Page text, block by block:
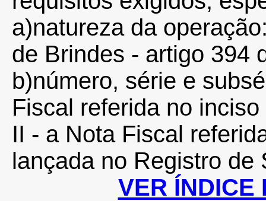
a)natureza da
de Brindes - artigo 394
b)número, série e
Fiscal referida no inciso
II - a Nota Fiscal
lançada no Registro de
VER ÍNDICE